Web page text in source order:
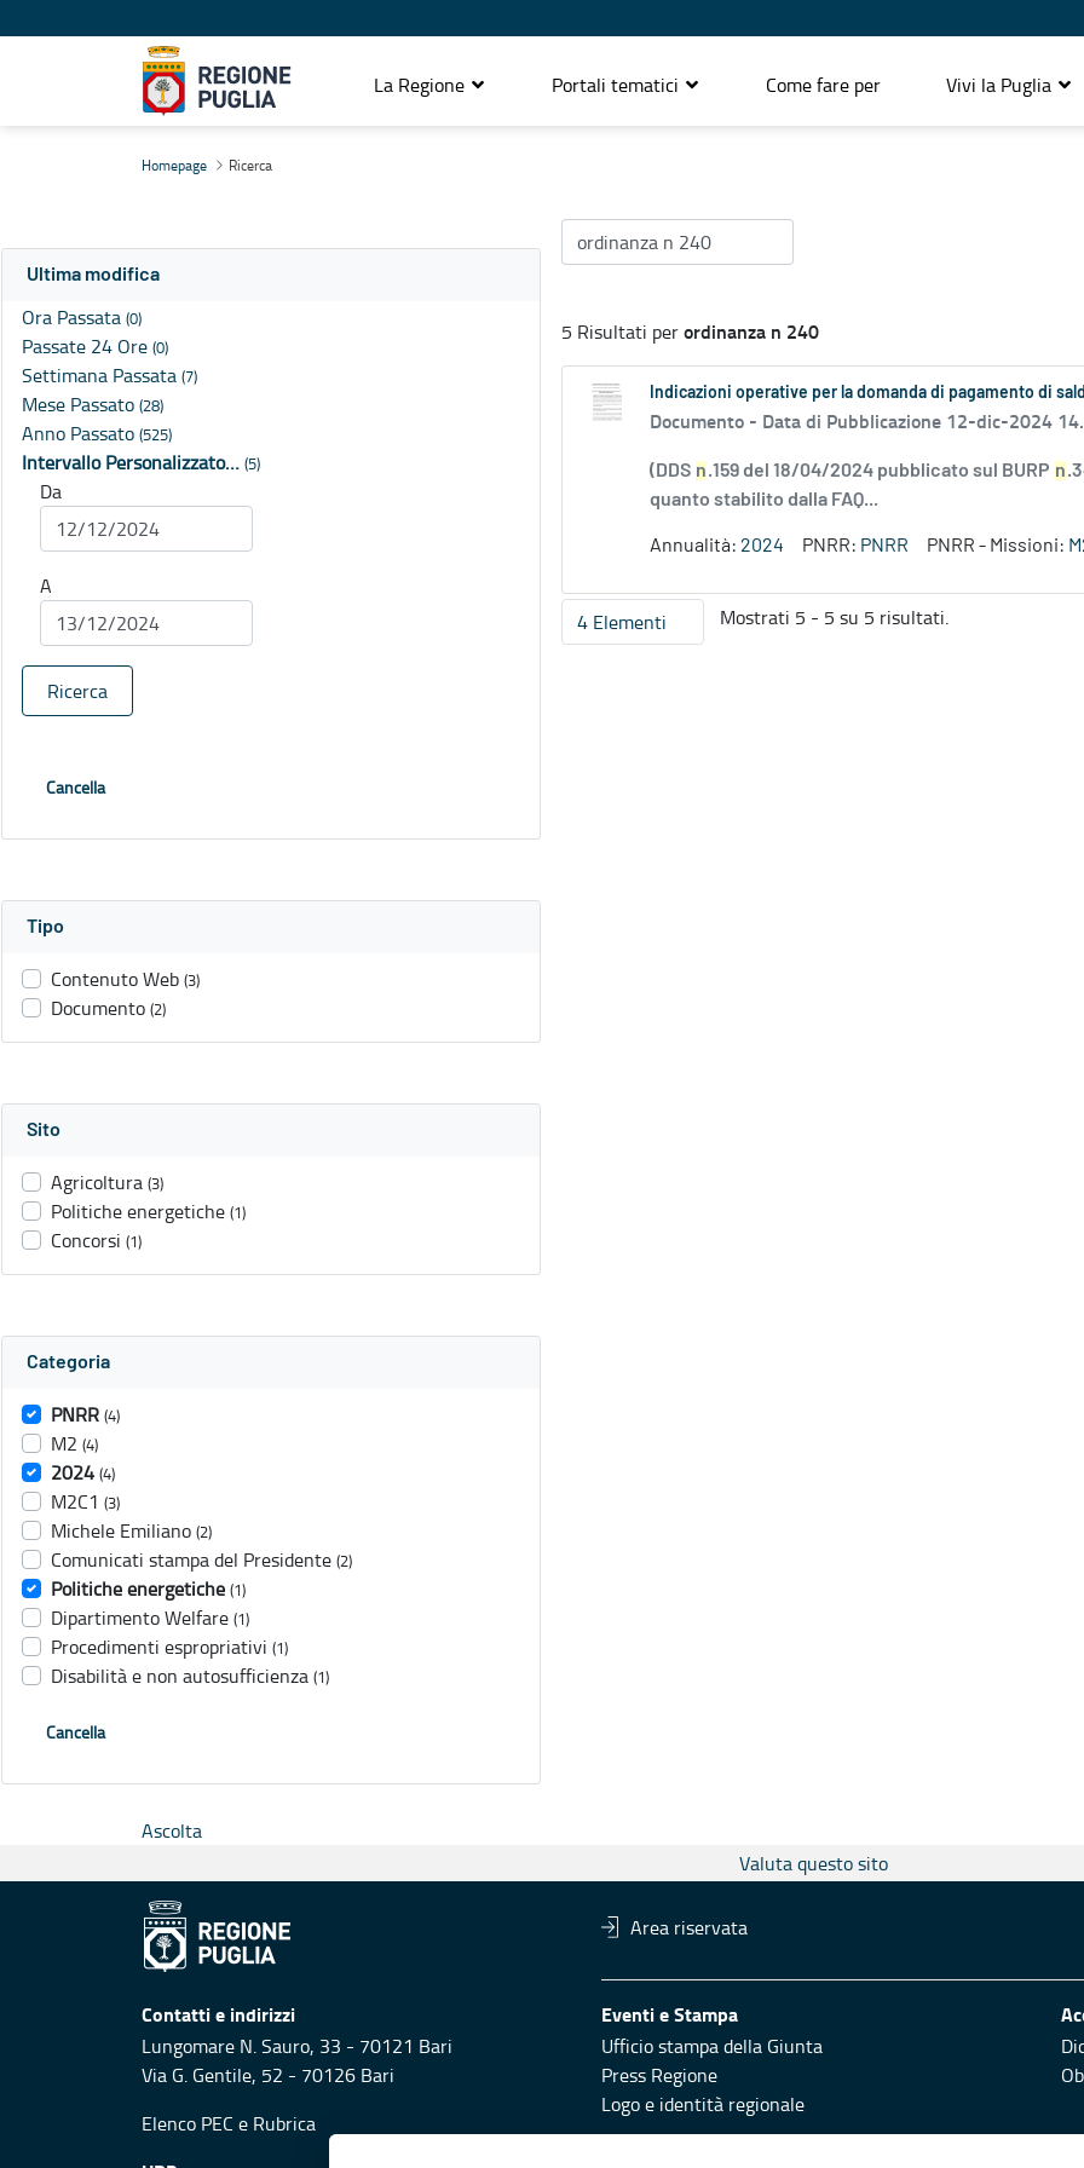
La Regione Portali tematici Come fare per Vivi la Puglia
Homepage Ricerca
Ultima modifica
Ora Passata (0)
Passate 24 Ore (0)
Settimana Passata (7)
Mese Passato (28)
Anno Passato (525)
Intervallo Personalizzato… (5)
Da
A
Ricerca
Cancella
Tipo
Contenuto Web (3)
Documento (2)
Sito
Agricoltura (3)
Politiche energetiche (1)
Concorsi (1)
Categoria
PNRR (4)
M2 (4)
2024 (4)
M2C1 (3)
Michele Emiliano (2)
Comunicati stampa del Presidente (2)
Politiche energetiche (1)
Dipartimento Welfare (1)
Procedimenti espropriativi (1)
Disabilità e non autosufficienza (1)
Cancella
5 Risultati perordinanza n 240
Indicazioni operative per la domanda di pagamento di
Documento - Data di Pubblicazione 12-dic-2024
(DDS n.159 del 18/04/2024 pubblicato sul BURP n
quanto stabilito dalla FAQ...
Annualità: 2024 PNRR: PNRR PNRR - Missioni:
4 ElementiPer pagina
Mostrati 5 - 5 su 5 risultati.
Ascolta
Valuta questo sito
Area riservata
Contatti e indirizzi
Lungomare N. Sauro, 33 - 70121 Bari
Via G. Gentile, 52 - 70126 Bari
Elenco PEC e Rubrica
Eventi e Stampa
Ufficio stampa della Giunta
Press Regione
Logo e identità regionale